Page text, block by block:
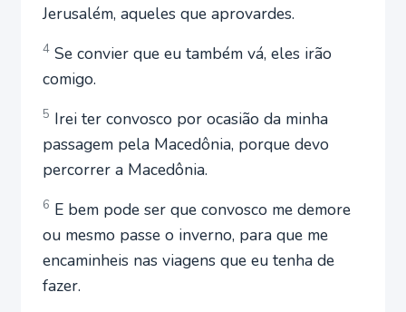
Jerusalém, aqueles que aprovardes.
4 Se convier que eu também vá, eles irão
comigo.
5 Irei ter convosco por ocasião da minha
passagem pela Macedônia, porque devo
percorrer a Macedônia.
6 E bem pode ser que convosco me demore
ou mesmo passe o inverno, para que me
encaminheis nas viagens que eu tenha de
fazer.